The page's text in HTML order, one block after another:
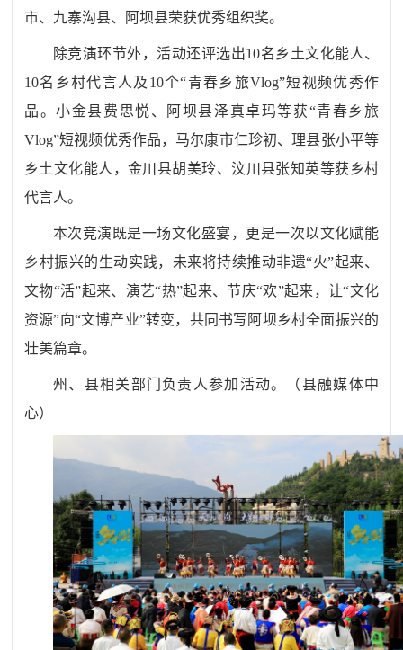
市、九寨沟县、阿坝县荣获优秀组织奖。
除竞演环节外，活动还评选出10名乡土文化能人、
10名乡村代言人及10个“青春乡旅Vlog”短视频优秀作
品。小金县费思悦、阿坝县泽真卓玛等获“青春乡旅
Vlog”短视频优秀作品，马尔康市仁珍初、理县张小平等
乡土文化能人，金川县胡美玲、汶川县张知英等获乡村
代言人。
本次竞演既是一场文化盛宴，更是一次以文化赋能
乡村振兴的生动实践，未来将持续推动非遗“火”起来、
文物“活”起来、演艺“热”起来、节庆“欢”起来，让“文化
资源”向“文博产业”转变，共同书写阿坝乡村全面振兴的
壮美篇章。
州、县相关部门负责人参加活动。 （ 县融媒体中
心）